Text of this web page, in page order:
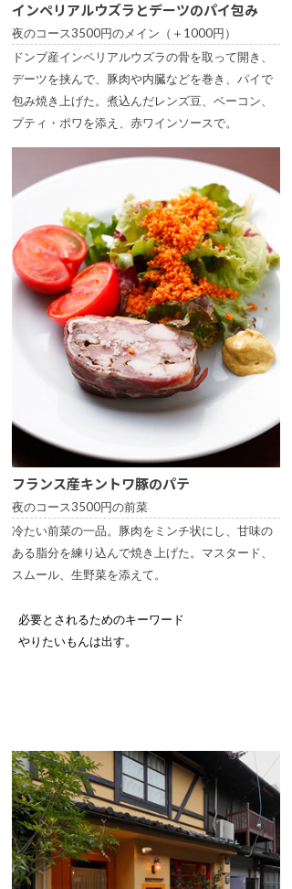
インペリアルウズラとデーツのパイ包み
夜のコース3500円のメイン（＋1000円）
ドンブ産インペリアルウズラの骨を取って開き、
デーツを挟んで、豚肉や内臓などを巻き、パイで
包み焼き上げた。煮込んだレンズ豆、ベーコン、
プティ・ポワを添え、赤ワインソースで。
フランス産キントワ豚のパテ
夜のコース3500円の前菜
冷たい前菜の一品。豚肉をミンチ状にし、甘味の
ある脂分を練り込んで焼き上げた。マスタード、
スムール、生野菜を添えて。
必要とされるためのキーワード
やりたいもんは出す。